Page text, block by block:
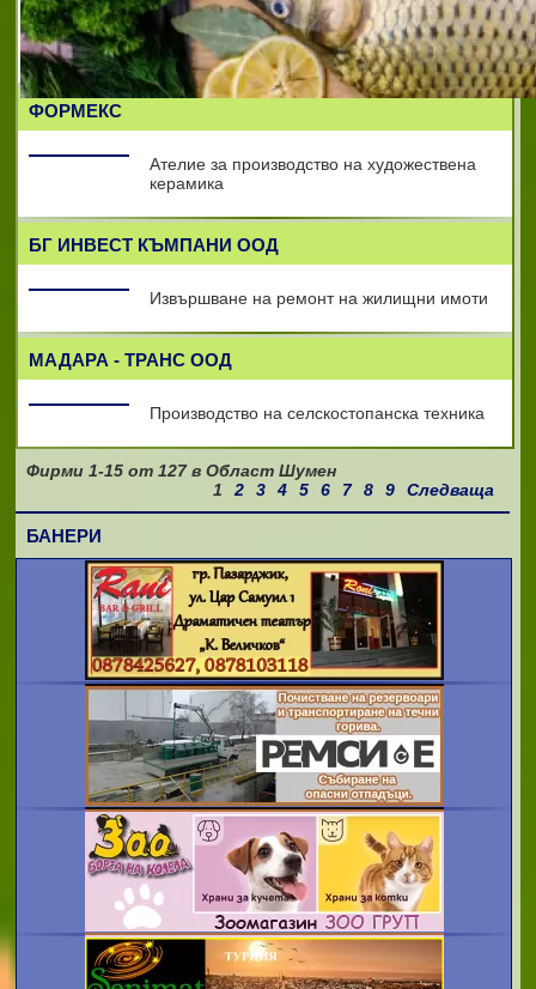
Производство и търговия с кожени
облекла
ФОРМЕКС
Ателие за производство на художествена
керамика
БГ ИНВЕСТ КЪМПАНИ ООД
Извършване на ремонт на жилищни имоти
МАДАРА - ТРАНС ООД
Производство на селскостопанска техника
Фирми 1-15от 127в Област Шумен
1
2 3 4 5 6 7 8 9 Следваща
БАНЕРИ